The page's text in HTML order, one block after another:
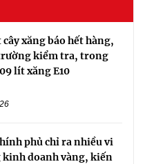
xăng báo hết hàng,
kiểm tra, trong
lít xăng E10
phủ chỉ ra nhiều vi
doanh vàng, kiến